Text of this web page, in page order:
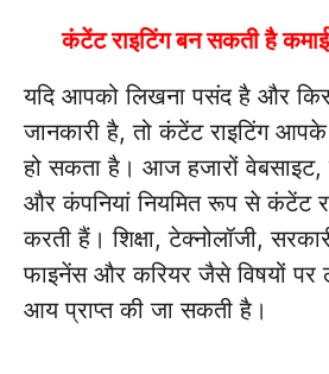
कंटेंट राइटिंग बन सकती है
यदि आपको लिखना पसंद है और
जानकारी है, तो कंटेंट राइटिंग
हो सकता है। आज हजारों वेबसाइट,
और कंपनियां नियमित रूप से कंटेंट
करती हैं। शिक्षा, टेक्नोलॉजी,
फाइनेंस और करियर जैसे विषयों
आय प्राप्त की जा सकती है।